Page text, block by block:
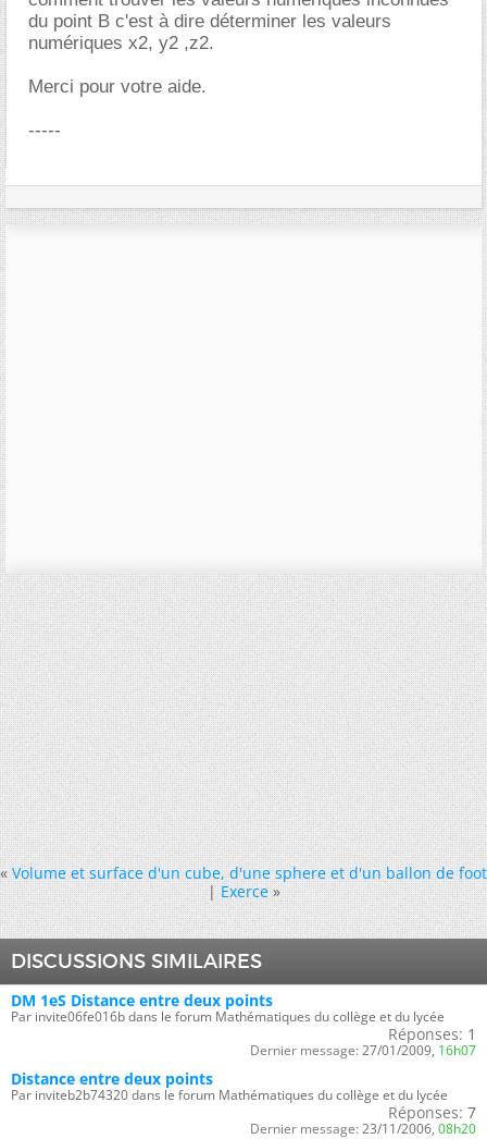
du point B c'est à dire déterminer les valeurs
numériques x2, y2 ,z2.
Merci pour votre aide.
-----
« Volume et surface d'un cube, d'une sphere et d'un ballon de foot
|Exerce »
DISCUSSIONS SIMILAIRES
DM 1eS Distance entre deux points
Par invite06fe016b dans le forum Mathématiques du collège et du lycée
Réponses: 1
Dernier message: 27/01/2009, 16h07
Distance entre deux points
Par inviteb2b74320 dans le forum Mathématiques du collège et du lycée
Réponses: 7
Dernier message: 23/11/2006, 08h20